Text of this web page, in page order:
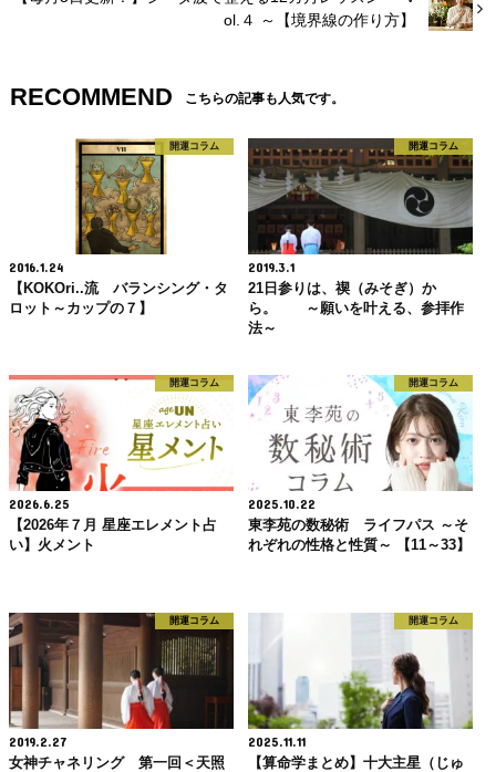
ol.４ ～【境界線の作り方】
RECOMMEND こちらの記事も人気です。
開運コラム
2016.1.24
【KOKOri..流 バランシング・タ
ロット～カップの７】
開運コラム
2019.3.1
21日参りは、禊（みそぎ）か
ら。 ～願いを叶える、参拝作
法～
開運コラム
2026.6.25
【2026年７月 星座エレメント占
い】火メント
開運コラム
2025.10.22
東李苑の数秘術 ライフパス ～そ
れぞれの性格と性質～ 【11～33】
開運コラム
2019.2.27
女神チャネリング 第一回＜天照
開運コラム
2025.11.11
【算命学まとめ】十大主星（じゅ